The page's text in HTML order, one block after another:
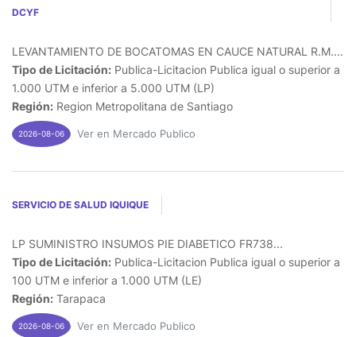
DCYF
LEVANTAMIENTO DE BOCATOMAS EN CAUCE NATURAL R.M....
Tipo de Licitación: Publica-Licitacion Publica igual o superior a
1.000 UTM e inferior a 5.000 UTM (LP)
Región: Region Metropolitana de Santiago
2026-08-06 Ver en Mercado Publico
SERVICIO DE SALUD IQUIQUE
LP SUMINISTRO INSUMOS PIE DIABETICO FR738...
Tipo de Licitación: Publica-Licitacion Publica igual o superior a
100 UTM e inferior a 1.000 UTM (LE)
Región: Tarapaca
2026-08-06 Ver en Mercado Publico